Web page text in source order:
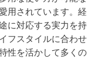
用されています。経
に対応する実力を持
フスタイルに合わせ
性を活かして多くの